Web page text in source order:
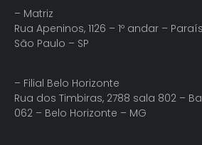
– Matriz
Rua Apeninos, 1126 – 1º andar –
São Paulo – SP
– Filial Belo Horizonte
Rua dos Timbiras, 2788 sala 802 –
062 – Belo Horizonte – MG